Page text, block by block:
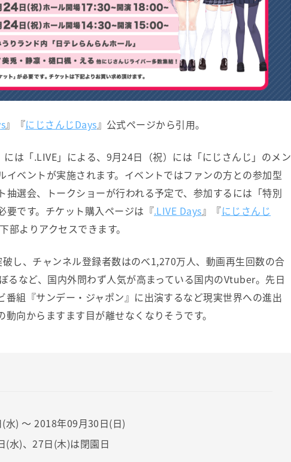
』『にじさんじDays』公式ページから引用。
は「.LIVE」による、9月24日（祝）には「にじさんじ」のメン
イベントが実施されます。イベントではファンの方との参加型
抽選会、トークショーが行われる予定で、参加するには「特別
要です。チケット購入ページは『.LIVE Days』『にじさんじ
部よりアクセスできます。
し、チャンネル登録者数はのべ1,270万人、動画再生回数の合
るなど、国内外問わず人気が高まっている国内のVtuber。先日
番組『サンデー・ジャポン』に出演するなど現実世界への進出
動向からますます目が離せなくなりそうです。
水) 〜 2018年09月30日(日)
水)、27日(木)は閉園日